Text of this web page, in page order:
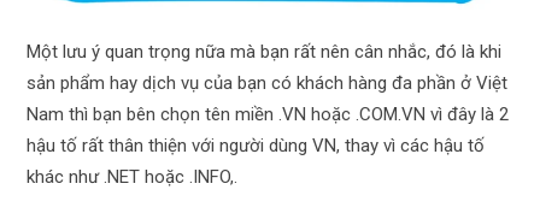
Một lưu ý quan trọng nữa mà bạn rất nên cân nhắc, đó là khi
sản phẩm hay dịch vụ của bạn có khách hàng đa phần ở Việt
Nam thì bạn bên chọn tên miền .VN hoặc .COM.VN vì đây là 2
hậu tố rất thân thiện với người dùng VN, thay vì các hậu tố
khác như .NET hoặc .INFO,.